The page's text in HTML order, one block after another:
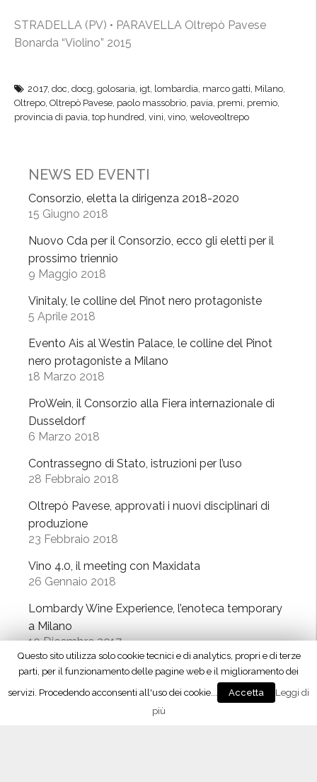
STRADELLA (PV) • PARAVELLA Oltrepò Pavese
Bonarda “Violino” 2015
2017, doc, docg, golosaria, igt, lombardia, marco gatti, Milano,
Oltrepo, Oltrepò Pavese, paolo massobrio, pavia, premi, premio,
provincia di pavia, top hundred, vini, vino, weloveoltrepo
NEWS ED EVENTI
Consorzio, eletta la dirigenza 2018-2020
15 Giugno 2018
Nuovo Cda per il Consorzio, ecco gli eletti per il
prossimo triennio
9 Maggio 2018
Vinitaly, le colline del Pinot nero protagoniste
5 Aprile 2018
Evento Ais al Westin Palace, le colline del Pinot
nero protagoniste a Milano
18 Marzo 2018
ProWein, il Consorzio alla Fiera internazionale di
Dusseldorf
6 Marzo 2018
Contrassegno di Stato, istruzioni per l’uso
28 Febbraio 2018
Oltrepò Pavese, approvati i nuovi disciplinari di
produzione
23 Febbraio 2018
Vino 4.0, il meeting con Maxidata
26 Gennaio 2018
Lombardy Wine Experience, l’enoteca temporary
a Milano
10 Dicembre 2017
“Signori del Vino” (Rai2) fa tappa in Oltrepò
Questo sito utilizza solo cookie tecnici e di analytics, propri e di terze
parti, per il funzionamento delle pagine web e il miglioramento dei
servizi. Procedendo acconsenti all'uso dei cookie...
Accetta
Leggi di
più